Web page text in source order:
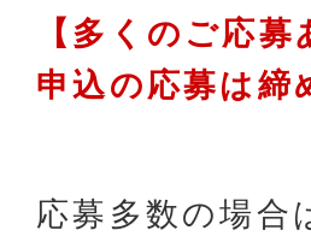
【多くのご応
申込の応募は締
応募多数の場合